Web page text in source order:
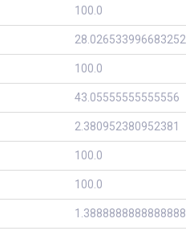
100.0
28.026533996683252
100.0
43.05555555555556
2.380952380952381
100.0
100.0
1.3888888888888888